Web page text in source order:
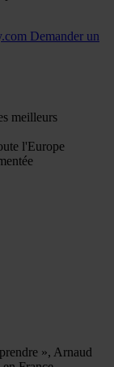
Demander un
meilleurs
l'Europe
», Arnaud